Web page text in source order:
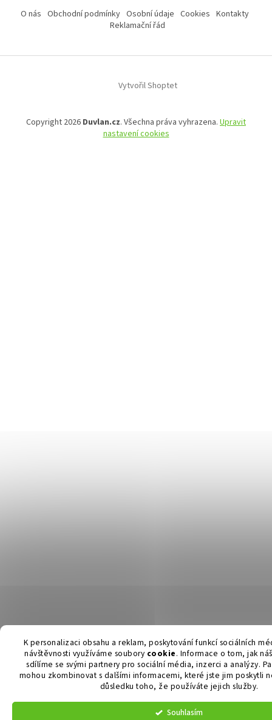
K personalizaci obsahu a reklam, poskytování funkcí sociálních
návštěvnosti využíváme soubory cookie. Informace o tom, jak
sdílíme se svými partnery pro sociální média, inzerci a analýzy.
mohou zkombinovat s dalšími informacemi, které jste jim poskytli
důsledku toho, že používáte jejich služby.
Souhlasím
O nás Obchodní podmínky Osobní údaje Cookies Kontakty
Reklamační řád
Vytvořil Shoptet
Copyright 2026 Duvlan.cz. Všechna práva vyhrazena. Upravit
nastavení cookies